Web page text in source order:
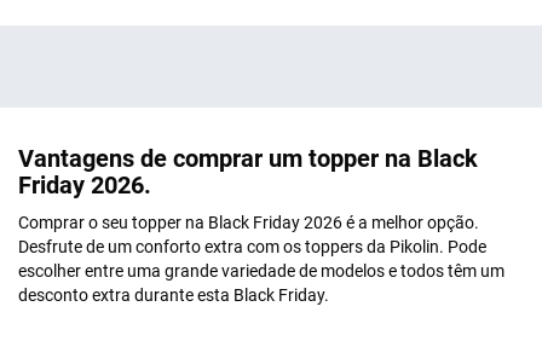
Vantagens de comprar um topper na Black
Friday 2026.
Comprar o seu topper na Black Friday 2026 é a melhor opção.
Desfrute de um conforto extra com os toppers da Pikolin. Pode
escolher entre uma grande variedade de modelos e todos têm um
desconto extra durante esta Black Friday.